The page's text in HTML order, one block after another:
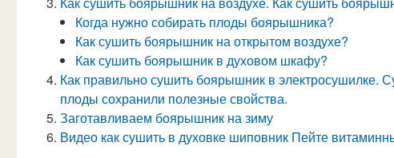
Когда нужно собирать плоды боярышника?
Как сушить боярышник на открытом воздухе?
Как сушить боярышник в духовом шкафу?
Как правильно сушить боярышник в
плоды сохранили полезные свойства.
Заготавливаем боярышник на зиму
Видео как сушить в духовке шиповник Пейте